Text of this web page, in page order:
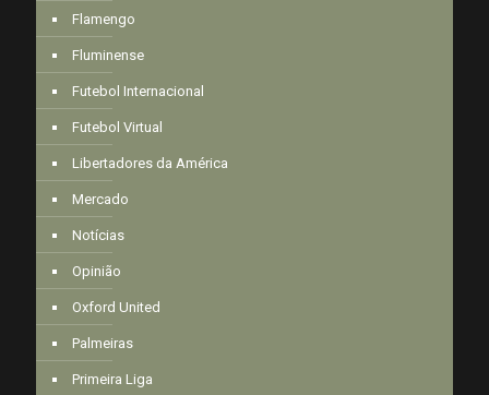
Flamengo
Fluminense
Futebol Internacional
Futebol Virtual
Libertadores da América
Mercado
Notícias
Opinião
Oxford United
Palmeiras
Primeira Liga